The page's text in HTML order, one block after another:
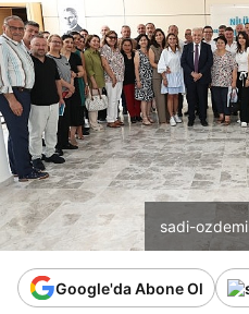
sadi-
Google'da Abone Ol